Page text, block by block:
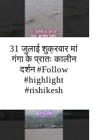
31 जुलाई शुक्रवार मां
गंगा के प्रातः कालीन
दर्शन #Follow
#highlight
#rishikesh